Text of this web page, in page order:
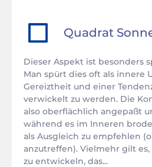
Quadrat
Dieser Aspekt ist besonders
Man spürt dies oft als innere
Gereiztheit und einer
verwickelt zu werden. Die
also oberflächlich angepaßt
während es im Inneren
als Ausgleich zu empfehlen
anzutreffen). Vielmehr gilt
zu entwickeln, das...